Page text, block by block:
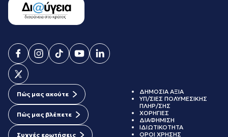
Πώς μας ακούτε
Πώς μας βλέπετε
Συχνές ερωτήσεις
ΔΗΜΟΣΙΑ ΑΞΙΑ
ΥΠ/ΣΙΕΣ ΠΟΛΥΜΕΣΙΚΗΣ
ΠΛΗΡ/ΣΗΣ
ΧΟΡΗΓΙΕΣ
ΔΙΑΦΗΜΙΣΗ
ΙΔΙΩΤΙΚΟΤΗΤΑ
ΟΡΟΙ ΧΡΗΣΗΣ